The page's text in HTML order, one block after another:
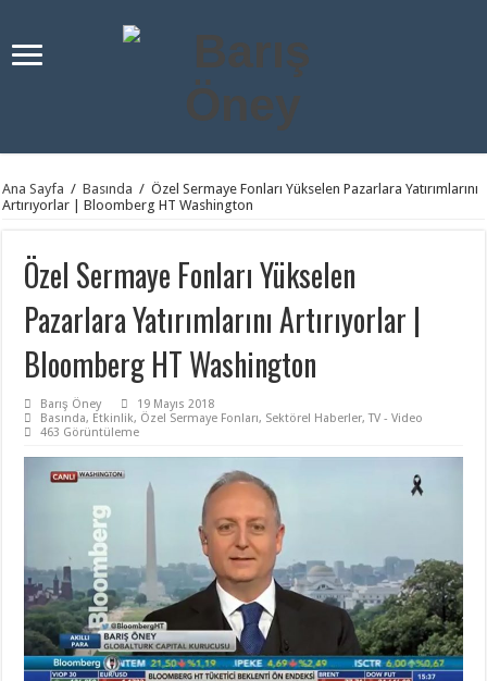
Ana Sayfa / Basında / Özel Sermaye Fonları Yükselen Pazarlara Yatırımlarını
Artırıyorlar | Bloomberg HT Washington
Özel Sermaye Fonları Yükselen
Pazarlara Yatırımlarını Artırıyorlar |
Bloomberg HT Washington
Barış Öney
19 Mayıs 2018
Basında, Etkinlik, Özel Sermaye Fonları, Sektörel Haberler,TV - Video
463 Görüntüleme